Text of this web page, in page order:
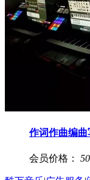
作词作曲编曲
会员价格：